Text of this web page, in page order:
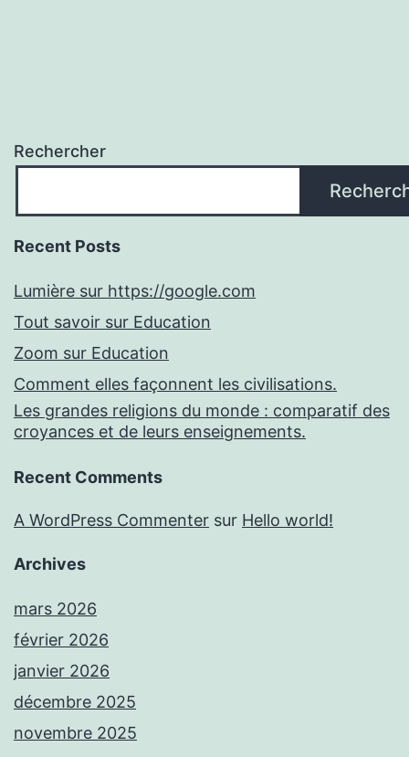
Rechercher
Recent Posts
Lumière sur https://google.com
Tout savoir sur Education
Zoom sur Education
Comment elles façonnent les civilisations.
Les grandes religions du monde : comparatif des
croyances et de leurs enseignements.
Recent Comments
A WordPress Commenter sur Hello world!
Archives
mars 2026
février 2026
janvier 2026
décembre 2025
novembre 2025